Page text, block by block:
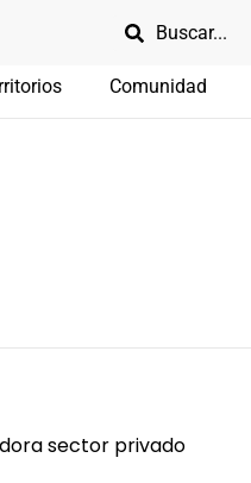
Comunidad
sector privado